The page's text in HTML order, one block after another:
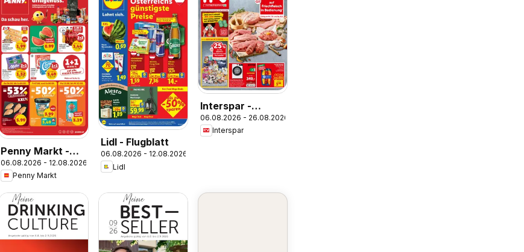
Penny Markt -
Flugblatt
06.08.2026 - 12.08.2026
Penny Markt
Lidl - Flugblatt
06.08.2026 - 12.08.2026
Lidl
Interspar -
Flugblatt
06.08.2026 - 26.08.2026
Interspar